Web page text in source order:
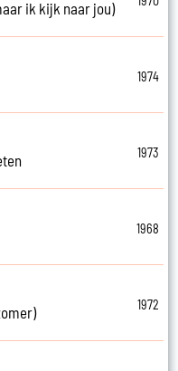
ik kijk naar jou)
1974
1973
1968
1972